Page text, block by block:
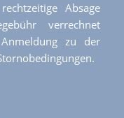
Absage
verrechnet
zu der